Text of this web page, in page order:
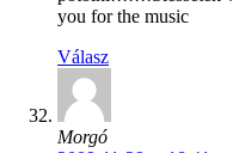
you for the music
Válasz
Morgó